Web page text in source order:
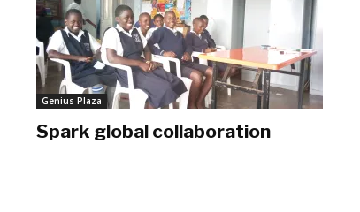
Genius Plaza
Spark global collaboration